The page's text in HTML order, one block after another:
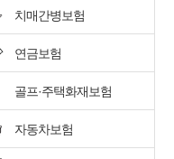
치매간병보험
연금보험
골프·주택화재보험
자동차보험